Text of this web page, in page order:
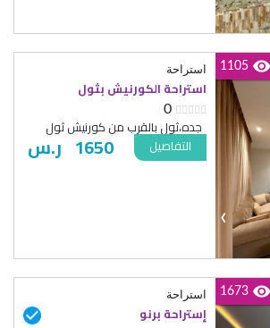
استراحة
استراحة الكورنيش بثول
0
جده،ثول بالقرب من كورنيش ثول
ر.س 1650 التفاصيل
1105
‹
استراحة
إستراحة برنو
1673